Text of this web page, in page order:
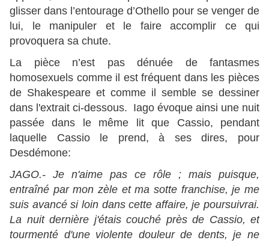
glisser dans l’entourage d’Othello pour se venger de
lui, le manipuler et le faire accomplir ce qui
provoquera sa chute.
La pièce n’est pas dénuée de fantasmes
homosexuels comme il est fréquent dans les pièces
de Shakespeare et comme il semble se dessiner
dans l'extrait ci-dessous. Iago évoque ainsi une nuit
passée dans le même lit que Cassio, pendant
laquelle Cassio le prend, à ses dires, pour
Desdémone:
JAGO.- Je n'aime pas ce rôle ; mais puisque,
entraîné par mon zèle et ma sotte franchise, je me
suis avancé si loin dans cette affaire, je poursuivrai.
La nuit dernière j'étais couché près de Cassio, et
tourmenté d'une violente douleur de dents, je ne